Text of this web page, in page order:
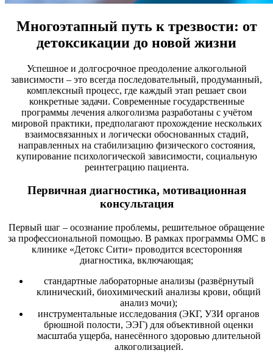
Многоэтапный путь к трезвости: от
детоксикации до новой жизни
Успешное и долгосрочное преодоление алкогольной
зависимости – это всегда последовательный, продуманный,
комплексный процесс, где каждый этап решает свои
конкретные задачи. Современные государственные
программы лечения алкоголизма разработаны с учётом
мировой практики, предполагают прохождение нескольких
взаимосвязанных и логически обоснованных стадий,
направленных на стабилизацию физического состояния,
купирование психологической зависимости, социальную
реинтеграцию пациента.
Первичная диагностика, мотивационная
консультация
Первый шаг – осознание проблемы, решительное обращение
за профессиональной помощью. В рамках программы ОМС в
клинике «Детокс Сити» проводится всесторонняя
диагностика, включающая;
стандартные лабораторные анализы (развёрнутый
клинический, биохимический анализы крови, общий
анализ мочи);
инструментальные исследования (ЭКГ, УЗИ органов
брюшной полости, ЭЭГ) для объективной оценки
масштаба ущерба, нанесённого здоровью длительной
алкоголизацией.